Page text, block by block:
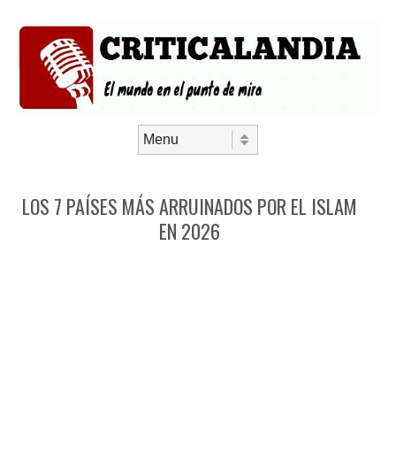
LOS 7 PAÍSES MÁS ARRUINADOS POR EL ISLAM
EN 2026